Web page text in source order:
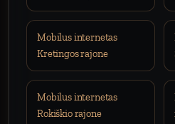
Mobilus internetas
Kretingos rajone
Mobilus internetas
Rokiškio rajone